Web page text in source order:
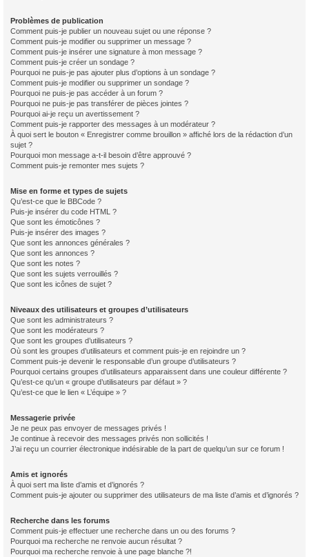
Problèmes de publication
Comment puis-je publier un nouveau sujet ou une réponse ?
Comment puis-je modifier ou supprimer un message ?
Comment puis-je insérer une signature à mon message ?
Comment puis-je créer un sondage ?
Pourquoi ne puis-je pas ajouter plus d’options à un sondage ?
Comment puis-je modifier ou supprimer un sondage ?
Pourquoi ne puis-je pas accéder à un forum ?
Pourquoi ne puis-je pas transférer de pièces jointes ?
Pourquoi ai-je reçu un avertissement ?
Comment puis-je rapporter des messages à un modérateur ?
À quoi sert le bouton « Enregistrer comme brouillon » affiché lors de la rédaction d’un
sujet ?
Pourquoi mon message a-t-il besoin d’être approuvé ?
Comment puis-je remonter mes sujets ?
Mise en forme et types de sujets
Qu’est-ce que le BBCode ?
Puis-je insérer du code HTML ?
Que sont les émoticônes ?
Puis-je insérer des images ?
Que sont les annonces générales ?
Que sont les annonces ?
Que sont les notes ?
Que sont les sujets verrouillés ?
Que sont les icônes de sujet ?
Niveaux des utilisateurs et groupes d’utilisateurs
Que sont les administrateurs ?
Que sont les modérateurs ?
Que sont les groupes d’utilisateurs ?
Où sont les groupes d’utilisateurs et comment puis-je en rejoindre un ?
Comment puis-je devenir le responsable d’un groupe d’utilisateurs ?
Pourquoi certains groupes d’utilisateurs apparaissent dans une couleur différente ?
Qu’est-ce qu’un « groupe d’utilisateurs par défaut » ?
Qu’est-ce que le lien « L’équipe » ?
Messagerie privée
Je ne peux pas envoyer de messages privés !
Je continue à recevoir des messages privés non sollicités !
J’ai reçu un courrier électronique indésirable de la part de quelqu’un sur ce forum !
Amis et ignorés
À quoi sert ma liste d’amis et d’ignorés ?
Comment puis-je ajouter ou supprimer des utilisateurs de ma liste d’amis et d’ignorés ?
Recherche dans les forums
Comment puis-je effectuer une recherche dans un ou des forums ?
Pourquoi ma recherche ne renvoie aucun résultat ?
Pourquoi ma recherche renvoie à une page blanche ?!